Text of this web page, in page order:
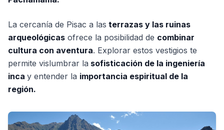
La cercanía de Pisac a las terrazas y las ruinas
arqueológicas ofrece la posibilidad de combinar
cultura con aventura. Explorar estos vestigios te
permite vislumbrar la sofisticación de la ingeniería
inca y entender la importancia espiritual de la
región.